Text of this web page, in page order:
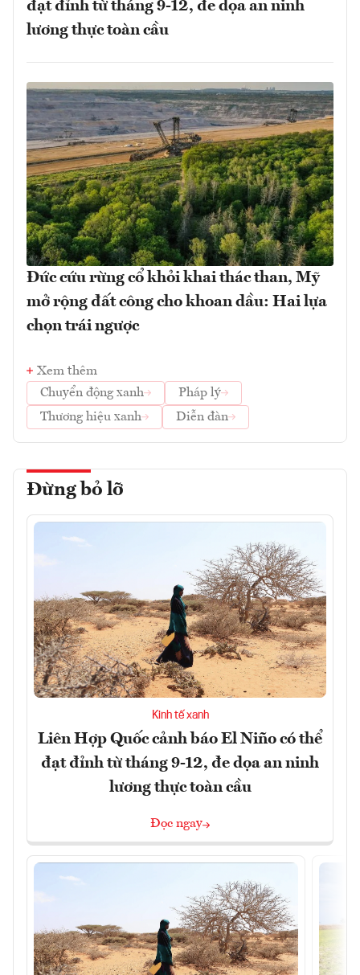
đạt đỉnh từ tháng 9-12, đe dọa an ninh
lương thực toàn cầu
Đức cứu rừng cổ khỏi khai thác than, Mỹ
mở rộng đất công cho khoan dầu: Hai lựa
chọn trái ngược
Xem thêm
Chuyển động xanh
Pháp lý
Thương hiệu xanh
Diễn đàn
Đừng bỏ lỡ
Kinh tế xanh
Liên Hợp Quốc cảnh báo El Niño có thể
đạt đỉnh từ tháng 9-12, đe dọa an ninh
lương thực toàn cầu
Đọc ngay